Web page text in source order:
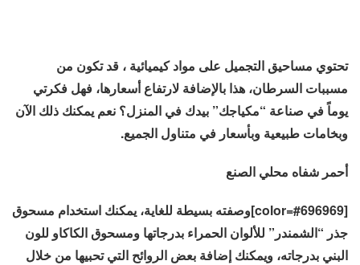
تحتوي مساحيق التجميل على مواد كيميائية ، قد تكون من
مسببات السرطان، هذا بالإضافة لارتفاع أسعارها، فهل فكرتي
يوماً في صناعة “مكياجك” بيدك في المنزل؟ نعم يمكنك ذلك الآن
وبخامات طبيعية وبأسعار في متناول الجميع.
أحمر شفاه محلي الصنع
[color=#696969]وصفته بسيطة للغاية، يمكنك استخدام مسحوق
جذر “الشمندر” للألوان الحمراء بدرجاتها ومسحوق الكاكاو للون
البني بدرجاته، ويمكنك إضافة بعض الروائح التي تحبيها من خلال